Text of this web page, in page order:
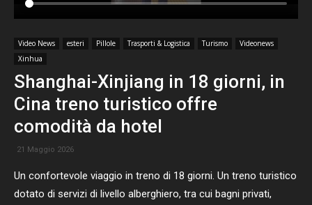
Video News esteri Pillole Trasporti & Logistica Turismo
Videonews
Xinhua
Shanghai-Xinjiang in 18 giorni, in
Cina treno turistico offre
comodità da hotel
21 Maggio 2026
Un confortevole viaggio in treno di 18 giorni. Un treno turistico
dotato di servizi di livello alberghiero, tra cui bagni privati,